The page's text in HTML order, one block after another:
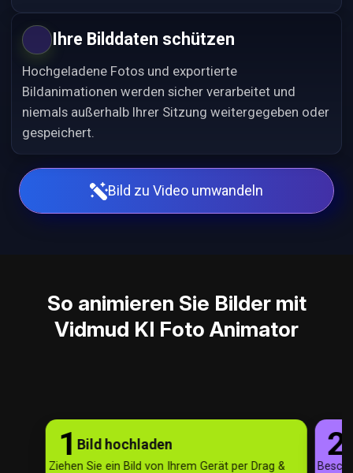
Bild zu Video umwandeln
Ihre Bilddaten schützen
Hochgeladene Fotos und exportierte
Bildanimationen werden sicher verarbeitet und
niemals außerhalb Ihrer Sitzung weitergegeben oder
gespeichert.
So animieren Sie Bilder mit
Vidmud KI Foto Animator
1 Bild hochladen
Ziehen Sie ein Bild von Ihrem Gerät per Drag &
2